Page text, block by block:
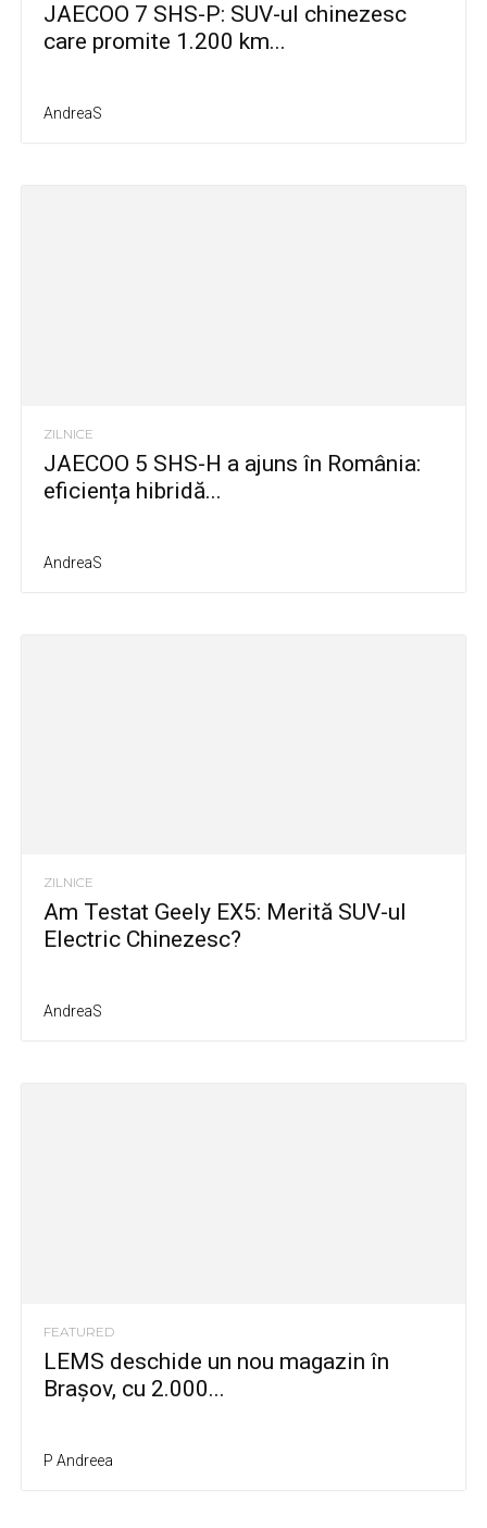
JAECOO 7 SHS-P: SUV-ul chinezesc
care promite 1.200 km...
AndreaS
ZILNICE
JAECOO 5 SHS-H a ajuns în România:
eficiența hibridă...
AndreaS
ZILNICE
Am Testat Geely EX5: Merită SUV-ul
Electric Chinezesc?
AndreaS
FEATURED
LEMS deschide un nou magazin în
Brașov, cu 2.000...
P Andreea